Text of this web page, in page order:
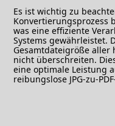
Es ist wichtig zu
Konvertierungsprozess
was eine effiziente
Systems gewährleistet.
Gesamtdateigröße aller
nicht überschreiten.
eine optimale Leistung
reibungslose JPG-zu-